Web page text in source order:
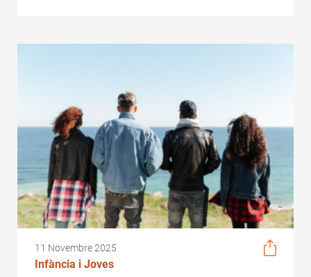
11 Novembre 2025
Infància i Joves